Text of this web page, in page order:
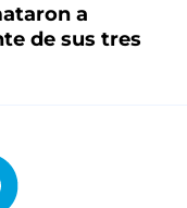
a
de sus tres